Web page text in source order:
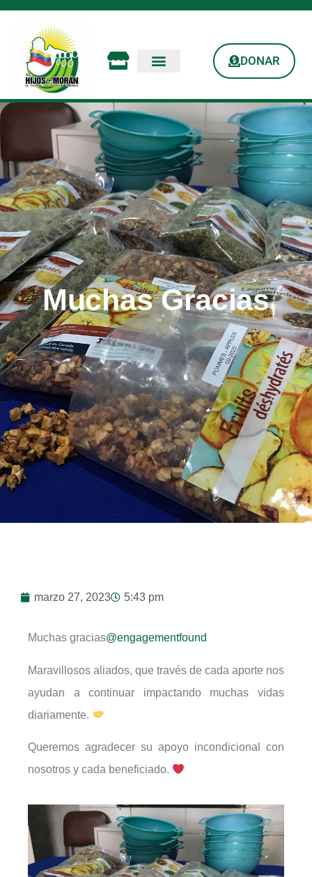
DONAR
Muchas Gracias
marzo 27, 2023 5:43 pm
Muchas gracias@engagementfound
Maravillosos aliados, que través de cada aporte nos
ayudan a continuar impactando muchas vidas
diariamente.
Queremos agradecer su apoyo incondicional con
nosotros y cada beneficiado.